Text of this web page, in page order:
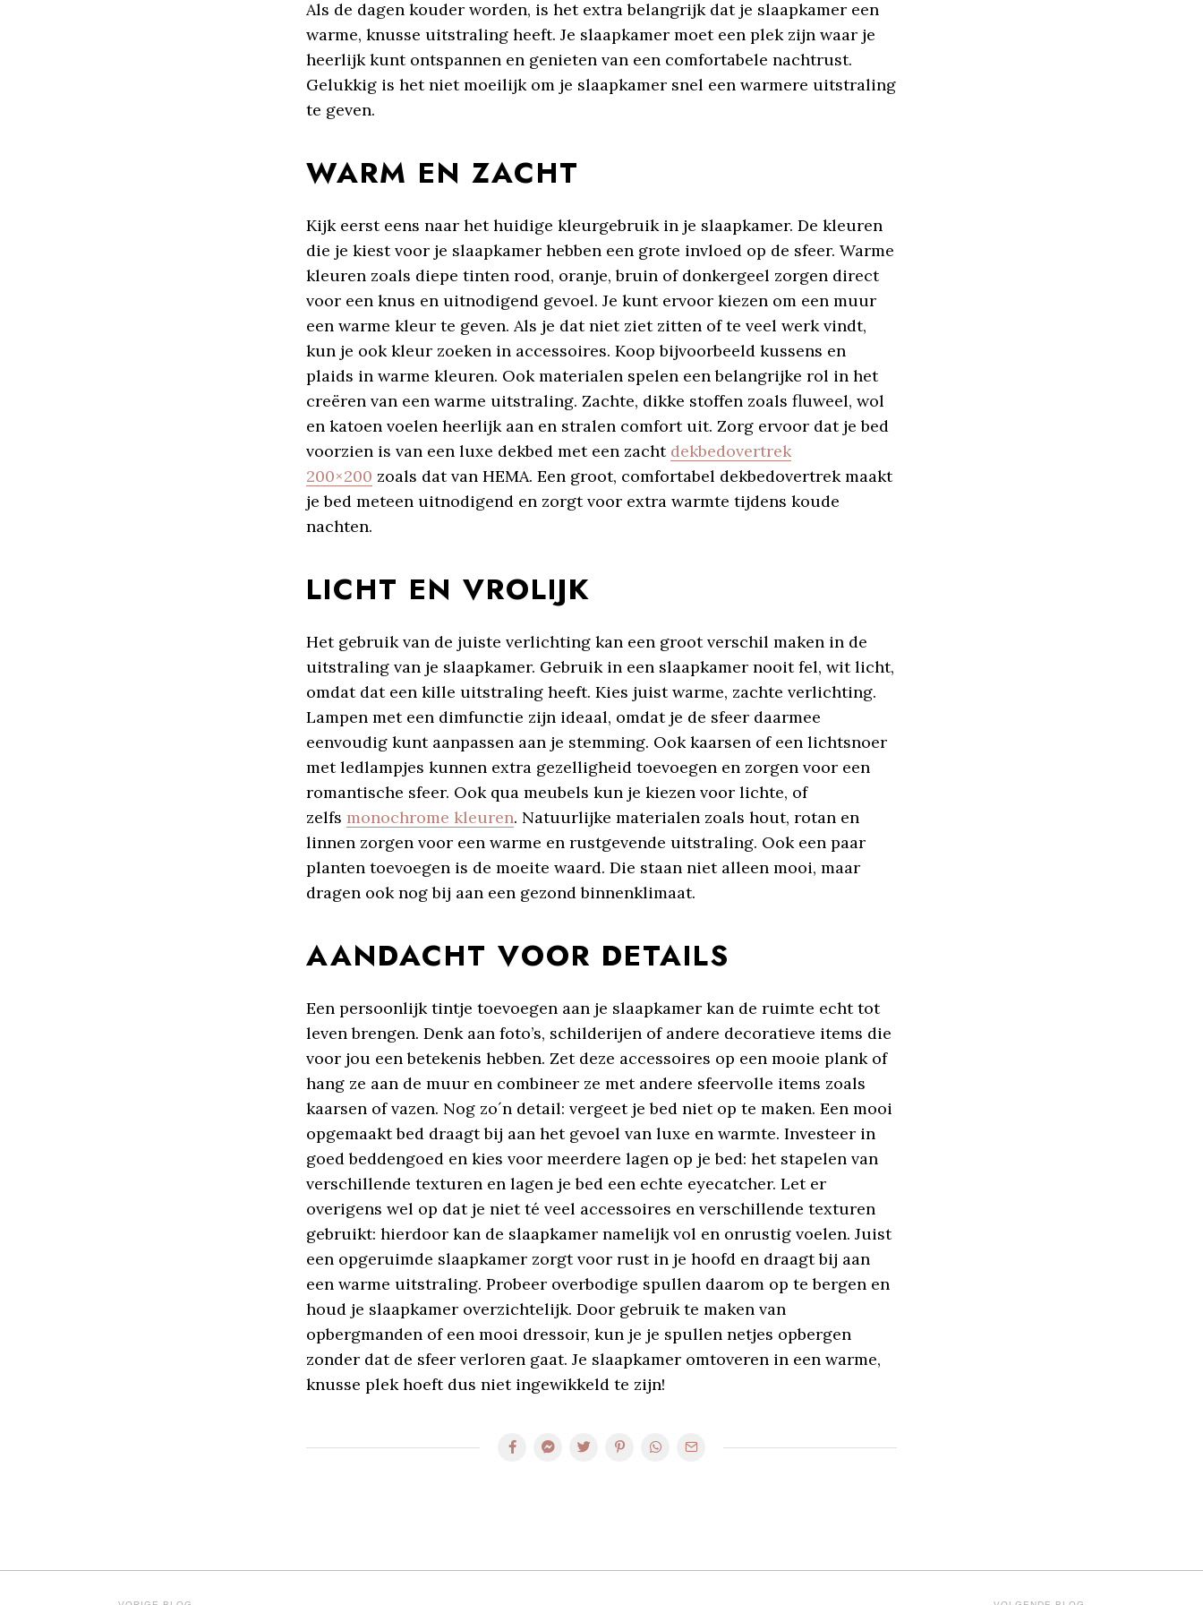
Als de dagen kouder worden, is het extra belangrijk dat je slaapkamer een
warme, knusse uitstraling heeft. Je slaapkamer moet een plek zijn waar je
heerlijk kunt ontspannen en genieten van een comfortabele nachtrust.
Gelukkig is het niet moeilijk om je slaapkamer snel een warmere uitstraling
te geven.
WARM EN ZACHT
Kijk eerst eens naar het huidige kleurgebruik in je slaapkamer. De kleuren
die je kiest voor je slaapkamer hebben een grote invloed op de sfeer. Warme
kleuren zoals diepe tinten rood, oranje, bruin of donkergeel zorgen direct
voor een knus en uitnodigend gevoel. Je kunt ervoor kiezen om een muur
een warme kleur te geven. Als je dat niet ziet zitten of te veel werk vindt,
kun je ook kleur zoeken in accessoires. Koop bijvoorbeeld kussens en
plaids in warme kleuren. Ook materialen spelen een belangrijke rol in het
creëren van een warme uitstraling. Zachte, dikke stoffen zoals fluweel, wol
en katoen voelen heerlijk aan en stralen comfort uit. Zorg ervoor dat je bed
voorzien is van een luxe dekbed met een zacht dekbedovertrek
200×200 zoals dat van HEMA. Een groot, comfortabel dekbedovertrek maakt
je bed meteen uitnodigend en zorgt voor extra warmte tijdens koude
nachten.
LICHT EN VROLIJK
Het gebruik van de juiste verlichting kan een groot verschil maken in de
uitstraling van je slaapkamer. Gebruik in een slaapkamer nooit fel, wit licht,
omdat dat een kille uitstraling heeft. Kies juist warme, zachte verlichting.
Lampen met een dimfunctie zijn ideaal, omdat je de sfeer daarmee
eenvoudig kunt aanpassen aan je stemming. Ook kaarsen of een lichtsnoer
met ledlampjes kunnen extra gezelligheid toevoegen en zorgen voor een
romantische sfeer. Ook qua meubels kun je kiezen voor lichte, of
zelfs monochrome kleuren. Natuurlijke materialen zoals hout, rotan en
linnen zorgen voor een warme en rustgevende uitstraling. Ook een paar
planten toevoegen is de moeite waard. Die staan niet alleen mooi, maar
dragen ook nog bij aan een gezond binnenklimaat.
AANDACHT VOOR DETAILS
Een persoonlijk tintje toevoegen aan je slaapkamer kan de ruimte echt tot
leven brengen. Denk aan foto’s, schilderijen of andere decoratieve items die
voor jou een betekenis hebben. Zet deze accessoires op een mooie plank of
hang ze aan de muur en combineer ze met andere sfeervolle items zoals
kaarsen of vazen. Nog zo´n detail: vergeet je bed niet op te maken. Een mooi
opgemaakt bed draagt bij aan het gevoel van luxe en warmte. Investeer in
goed beddengoed en kies voor meerdere lagen op je bed: het stapelen van
verschillende texturen en lagen je bed een echte eyecatcher. Let er
overigens wel op dat je niet té veel accessoires en verschillende texturen
gebruikt: hierdoor kan de slaapkamer namelijk vol en onrustig voelen. Juist
een opgeruimde slaapkamer zorgt voor rust in je hoofd en draagt bij aan
een warme uitstraling. Probeer overbodige spullen daarom op te bergen en
houd je slaapkamer overzichtelijk. Door gebruik te maken van
opbergmanden of een mooi dressoir, kun je je spullen netjes opbergen
zonder dat de sfeer verloren gaat. Je slaapkamer omtoveren in een warme,
knusse plek hoeft dus niet ingewikkeld te zijn!